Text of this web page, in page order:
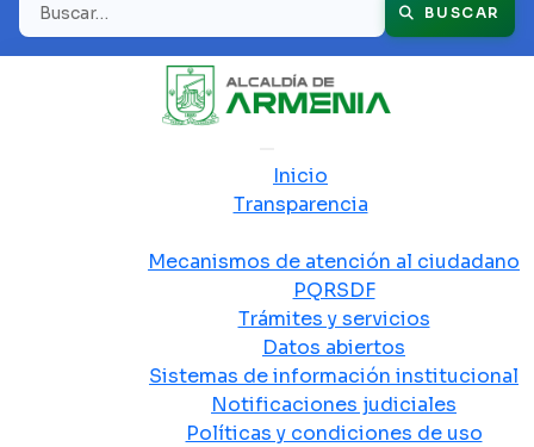
BUSCAR
Inicio
Transparencia
Mecanismos de atención al ciudadano
PQRSDF
Trámites y servicios
Datos abiertos
Sistemas de información institucional
Notificaciones judiciales
Políticas y condiciones de uso